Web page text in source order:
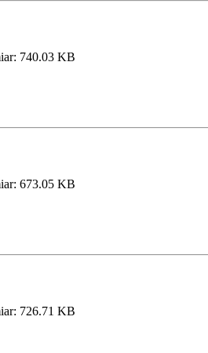
740.03 KB
673.05 KB
726.71 KB